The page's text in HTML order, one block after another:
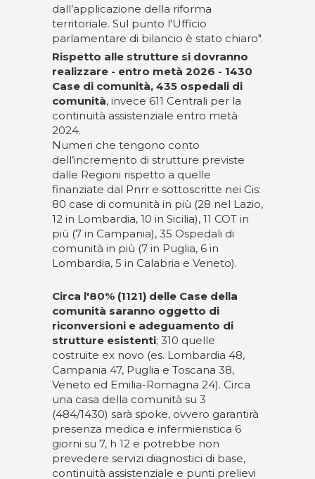
dall’applicazione della riforma
territoriale. Sul punto l'Ufficio
parlamentare di bilancio è stato chiaro".
Rispetto alle strutture si dovranno
realizzare - entro metà 2026 - 1430
Case di comunità, 435 ospedali di
comunità, invece 611 Centrali per la
continuità assistenziale entro metà
2024.
Numeri che tengono conto
dell’incremento di strutture previste
dalle Regioni rispetto a quelle
finanziate dal Pnrr e sottoscritte nei Cis:
80 case di comunità in più (28 nel Lazio,
12 in Lombardia, 10 in Sicilia), 11 COT in
più (7 in Campania), 35 Ospedali di
comunità in più (7 in Puglia, 6 in
Lombardia, 5 in Calabria e Veneto).
Circa l'80% (1121) delle Case della
comunità saranno oggetto di
riconversioni e adeguamento di
strutture esistenti; 310 quelle
costruite ex novo (es. Lombardia 48,
Campania 47, Puglia e Toscana 38,
Veneto ed Emilia-Romagna 24). Circa
una casa della comunità su 3
(484/1430) sarà spoke, ovvero garantirà
presenza medica e infermieristica 6
giorni su 7, h 12 e potrebbe non
prevedere servizi diagnostici di base,
continuità assistenziale e punti prelievi